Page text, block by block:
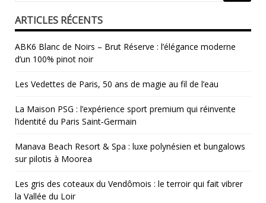
ARTICLES RÉCENTS
ABK6 Blanc de Noirs – Brut Réserve : l’élégance moderne
d’un 100% pinot noir
Les Vedettes de Paris, 50 ans de magie au fil de l’eau
La Maison PSG : l’expérience sport premium qui réinvente
l’identité du Paris Saint‑Germain
Manava Beach Resort & Spa : luxe polynésien et bungalows
sur pilotis à Moorea
Les gris des coteaux du Vendômois : le terroir qui fait vibrer
la Vallée du Loir